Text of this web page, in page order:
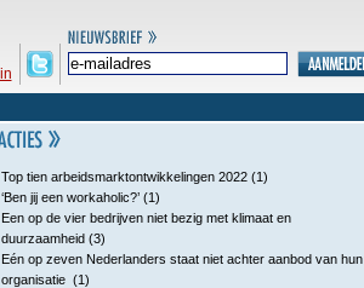
Top tien arbeidsmarktontwikkelingen 2022 (1)
‘Ben jij een workaholic?’ (1)
Een op de vier bedrijven niet bezig met klimaat en
duurzaamheid (3)
Eén op zeven Nederlanders staat niet achter aanbod van hun
organisatie (1)